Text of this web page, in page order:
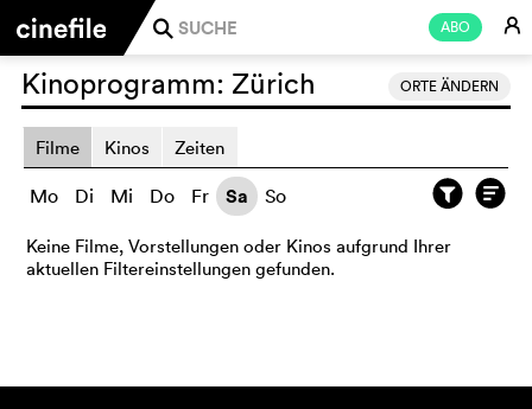
ABO E
j
ORTE ÄNDERN
Kinoprogramm: Zürich
Filme Kinos Zeiten
Mo Di Mi Do Fr Sa So
Keine Filme, Vorstellungen oder Kinos aufgrund Ihrer
aktuellen Filtereinstellungen gefunden.